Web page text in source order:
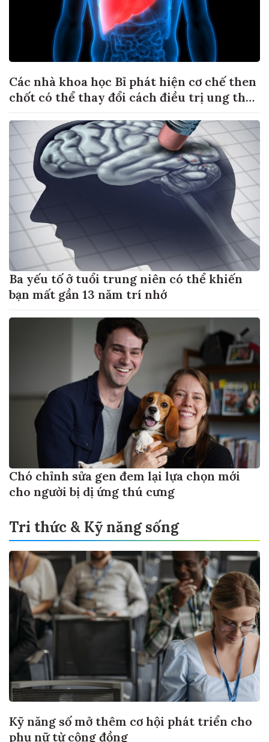
Các nhà khoa học Bỉ phát hiện cơ chế then
chốt có thể thay đổi cách điều trị ung thư
Ba yếu tố ở tuổi trung niên có thể khiến
bạn mất gần 13 năm trí nhớ
Chó chỉnh sửa gen đem lại lựa chọn mới
cho người bị dị ứng thú cưng
Tri thức & Kỹ năng sống
Kỹ năng số mở thêm cơ hội phát triển cho
phụ nữ từ cộng đồng